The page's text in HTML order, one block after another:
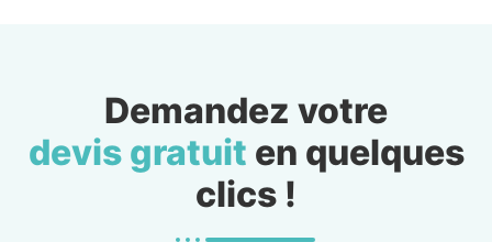
Demandez votre
devis gratuit en quelques
clics !